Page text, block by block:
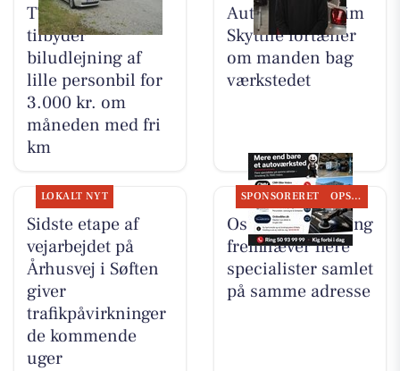
TT CARS ApS
tilbyder
biludlejning af
lille personbil for
3.000 kr. om
måneden med fri
km
Autotekniker Kim
Skytthe fortæller
om manden bag
værkstedet
LOKALT NYT
Sidste etape af
vejarbejdet på
Århusvej i Søften
giver
trafikpåvirkninger
de kommende
uger
SPONSORERET OPSLAGSTAVLEN
Oscar Biludlejning
fremhæver flere
specialister samlet
på samme adresse